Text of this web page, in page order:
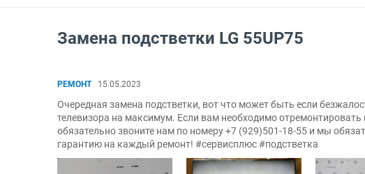
Замена подстветки LG 55UP75
РЕМОНТ 15.05.2023
Очередная замена подстветки, вот что может быть если
телевизора на максимум. Если вам необходимо отремонтировать
обязательно звоните нам по номеру +7 (929)501-18-55 и мы
гарантию на каждый ремонт! #сервисплюс #подстветка